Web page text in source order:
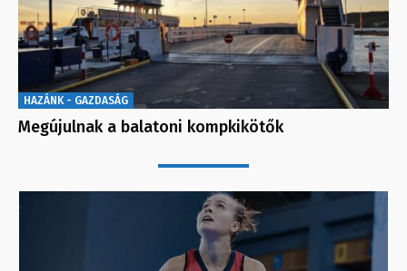
HAZÁNK - GAZDASÁG
Megújulnak a balatoni kompkikötők